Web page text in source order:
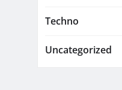
Techno
Uncategorized